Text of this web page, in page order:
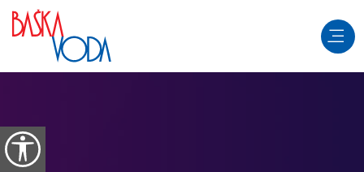
Preskočiť na obsah
Otvorte možnosti dostupnosti